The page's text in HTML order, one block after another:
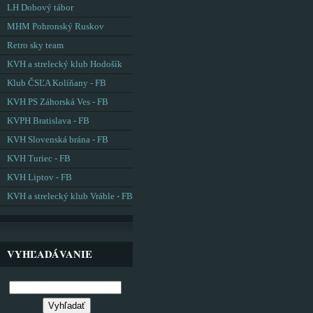
LH Dobový tábor
MHM Pohronský Ruskov
Retro sky team
KVH a strelecký klub Hodošík
Klub ČSĽA Kolíňany - FB
KVH PS Záhorská Ves - FB
KVPH Bratislava - FB
KVH Slovenská brána - FB
KVH Turiec - FB
KVH Liptov - FB
KVH a strelecký klub Vráble - FB
VYHĽADÁVANIE